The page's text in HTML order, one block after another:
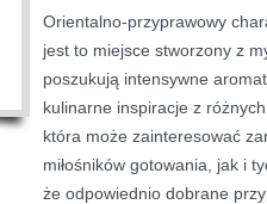
Orientalno-przyprawowy
jest to miejsce stworzony z
poszukują intensywne
kulinarne inspiracje z
która może zainteresować
miłośników gotowania, jak i
że odpowiednio dobrane